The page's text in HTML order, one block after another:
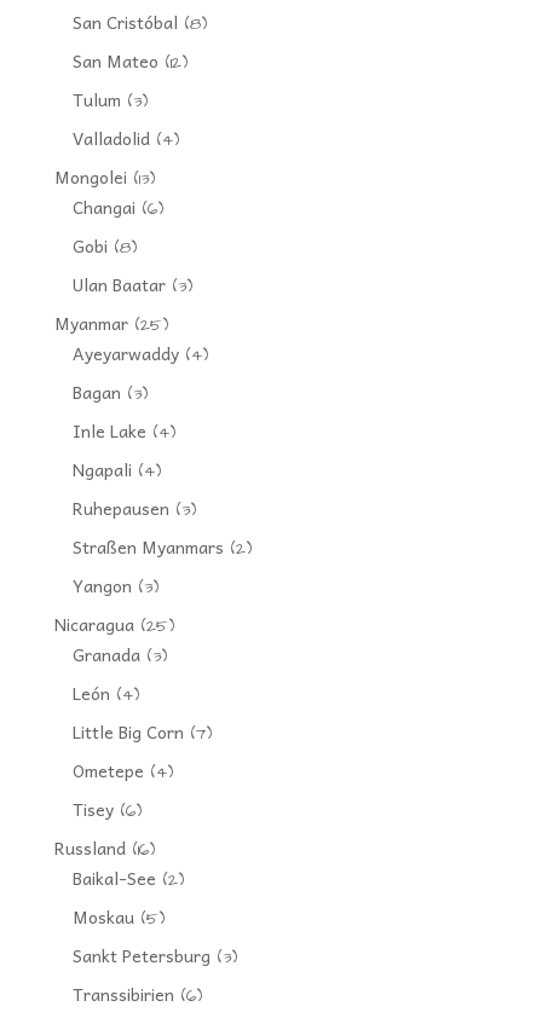
San Cristóbal (8)
San Mateo (12)
Tulum (3)
Valladolid(4)
Mongolei (13)
Changai (6)
Gobi (8)
Ulan Baatar(3)
Myanmar(25)
Ayeyarwaddy(4)
Bagan (3)
Inle Lake (4)
Ngapali (4)
Ruhepausen (3)
Straßen Myanmars (2)
Yangon (3)
Nicaragua(25)
Granada(3)
León (4)
Little Big Corn (7)
Ometepe (4)
Tisey(6)
Russland(16)
Baikal-See (2)
Moskau(5)
Sankt Petersburg (3)
Transsibirien (6)